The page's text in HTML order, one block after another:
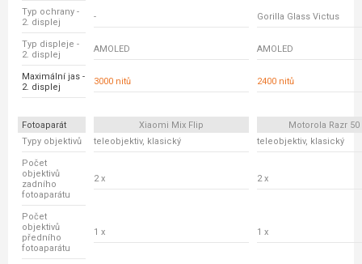
Typ ochrany -
2. displej
- Gorilla Glass Victus
Typ displeje -
2. displej
AMOLED AMOLED
Maximální jas -
2. displej
3000 nitů 2400 nitů
Fotoaparát Xiaomi Mix Flip
Motorola Razr 50
Typy objektivů
teleobjektiv, klasický teleobjektiv, klasický
Počet
objektivů
zadního
fotoaparátu
2 x 2 x
Počet
objektivů
předního
fotoaparátu
1 x 1 x